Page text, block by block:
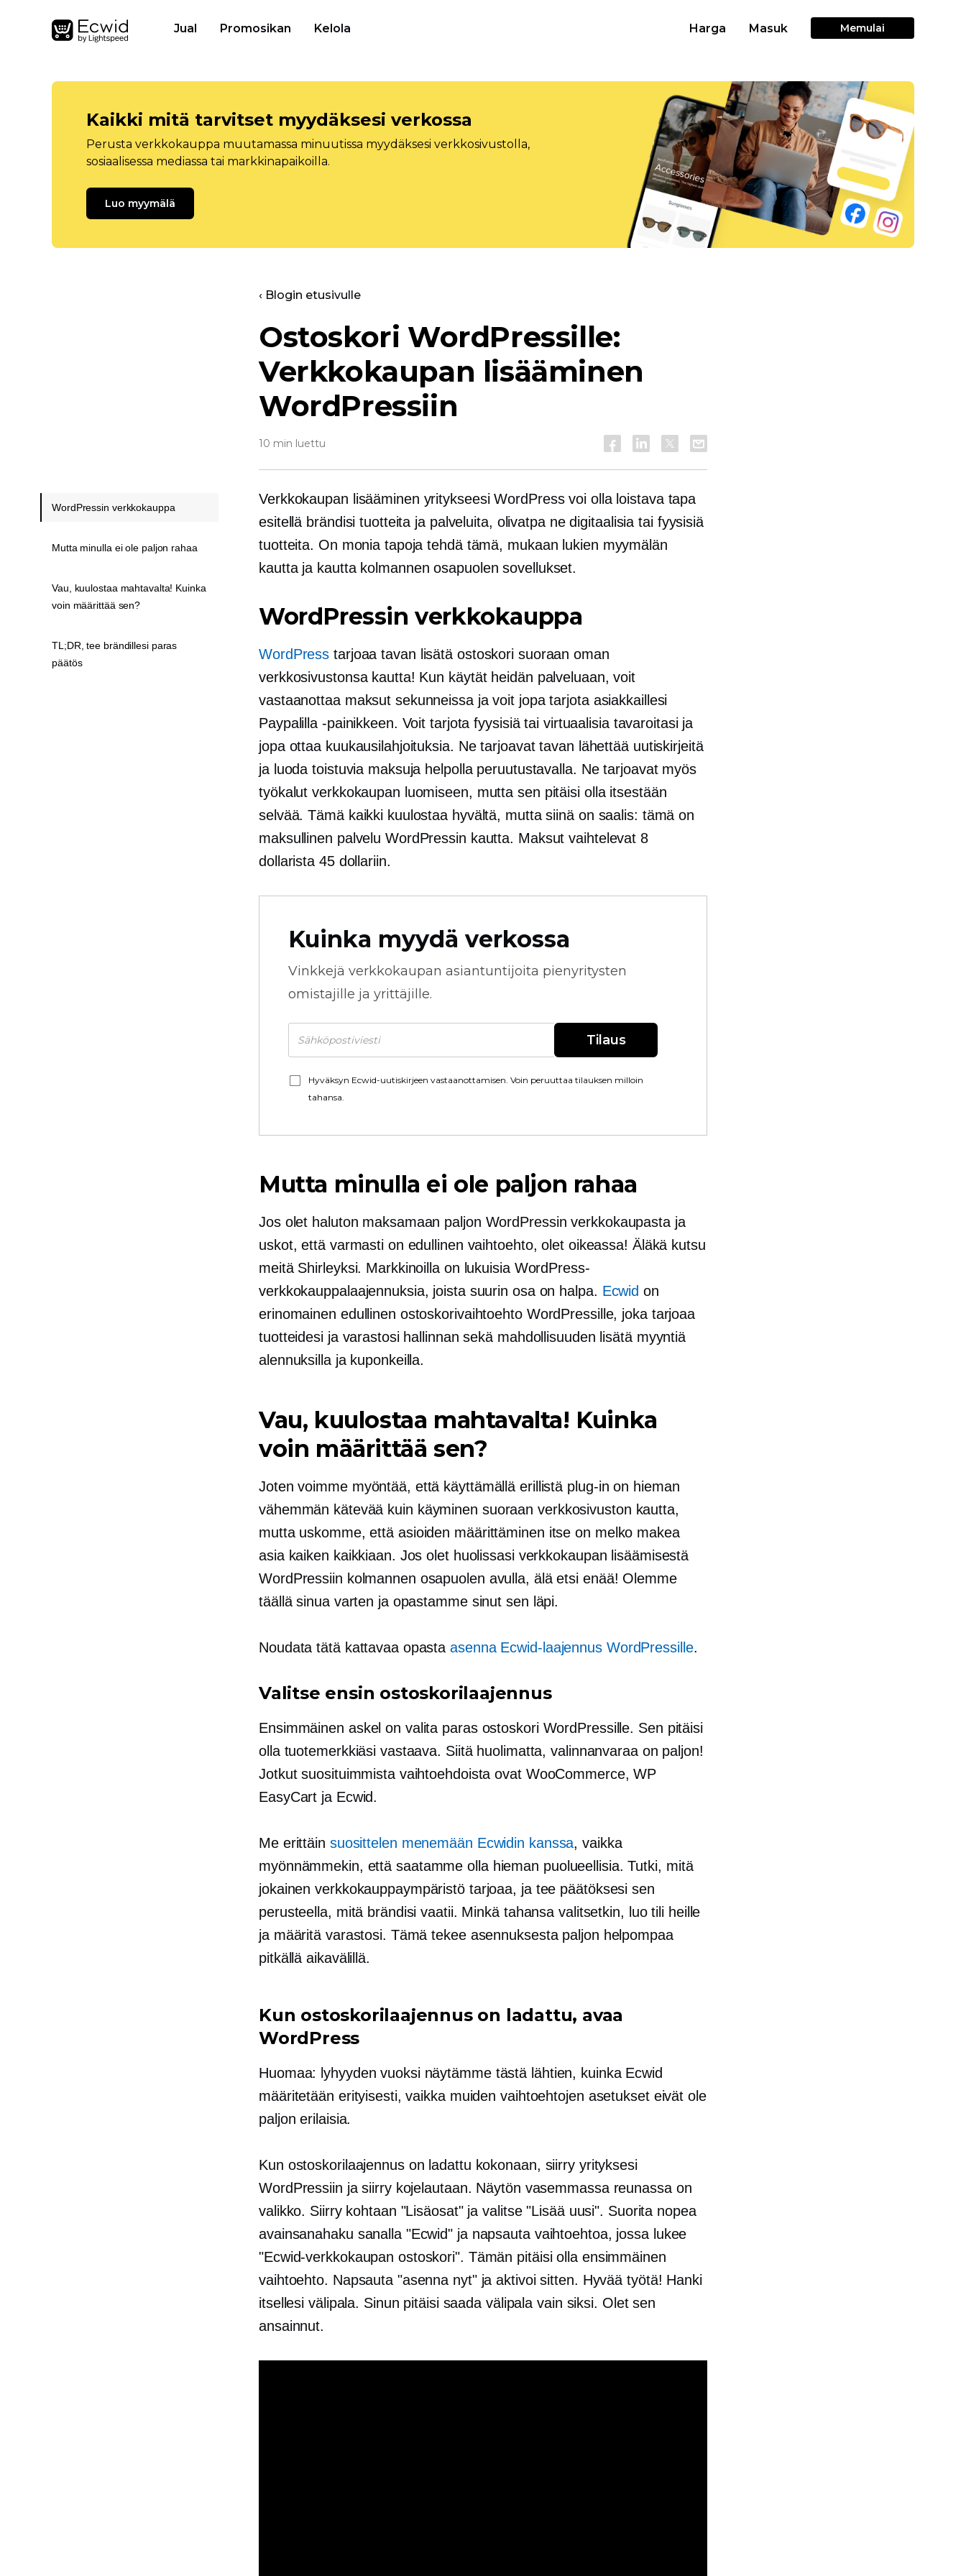
Jual Promosikan Kelola Harga Masuk Memulai
Kaikki mitä tarvitset myydäksesi verkossa
Perusta verkkokauppa muutamassa minuutissa myydäksesi verkkosivustolla,
sosiaalisessa mediassa tai markkinapaikoilla.
Luo myymälä
‹ Blogin etusivulle
Ostoskori WordPressille:
Verkkokaupan lisääminen
WordPressiin
10 min luettu
Verkkokaupan lisääminen yritykseesi WordPress voi olla loistava tapa
esitellä brändisi tuotteita ja palveluita, olivatpa ne digitaalisia tai fyysisiä
tuotteita. On monia tapoja tehdä tämä, mukaan lukien myymälän
kautta ja kautta kolmannen osapuolen sovellukset.
WordPressin verkkokauppa
WordPress tarjoaa tavan lisätä ostoskori suoraan oman
verkkosivustonsa kautta! Kun käytät heidän palveluaan, voit
vastaanottaa maksut sekunneissa ja voit jopa tarjota asiakkaillesi
Paypalilla -painikkeen. Voit tarjota fyysisiä tai virtuaalisia tavaroitasi ja
jopa ottaa kuukausilahjoituksia. Ne tarjoavat tavan lähettää uutiskirjeitä
ja luoda toistuvia maksuja helpolla peruutustavalla. Ne tarjoavat myös
työkalut verkkokaupan luomiseen, mutta sen pitäisi olla itsestään
selvää. Tämä kaikki kuulostaa hyvältä, mutta siinä on saalis: tämä on
maksullinen palvelu WordPressin kautta. Maksut vaihtelevat 8
dollarista 45 dollariin.
Kuinka myydä verkossa
Vinkkejä verkkokaupan asiantuntijoita pienyritysten
omistajille ja yrittäjille.
Tilaus
Hyväksyn Ecwid-uutiskirjeen vastaanottamisen. Voin peruuttaa tilauksen milloin
tahansa.
Mutta minulla ei ole paljon rahaa
Jos olet haluton maksamaan paljon WordPressin verkkokaupasta ja
uskot, että varmasti on edullinen vaihtoehto, olet oikeassa! Äläkä kutsu
meitä Shirleyksi. Markkinoilla on lukuisia WordPress-
verkkokauppalaajennuksia, joista suurin osa on halpa. Ecwid on
erinomainen edullinen ostoskorivaihtoehto WordPressille, joka tarjoaa
tuotteidesi ja varastosi hallinnan sekä mahdollisuuden lisätä myyntiä
alennuksilla ja kuponkeilla.
Vau, kuulostaa mahtavalta! Kuinka
voin määrittää sen?
Joten voimme myöntää, että käyttämällä erillistä plug-in on hieman
vähemmän kätevää kuin käyminen suoraan verkkosivuston kautta,
mutta uskomme, että asioiden määrittäminen itse on melko makea
asia kaiken kaikkiaan. Jos olet huolissasi verkkokaupan lisäämisestä
WordPressiin kolmannen osapuolen avulla, älä etsi enää! Olemme
täällä sinua varten ja opastamme sinut sen läpi.
Noudata tätä kattavaa opastaasenna Ecwid-laajennus WordPressille.
Valitse ensin ostoskorilaajennus
Ensimmäinen askel on valita paras ostoskori WordPressille. Sen pitäisi
olla tuotemerkkiäsi vastaava. Siitä huolimatta, valinnanvaraa on paljon!
Jotkut suosituimmista vaihtoehdoista ovat WooCommerce, WP
EasyCart ja Ecwid.
Me erittäin suosittelen menemään Ecwidin kanssa, vaikka
myönnämmekin, että saatamme olla hieman puolueellisia. Tutki, mitä
jokainen verkkokauppaympäristö tarjoaa, ja tee päätöksesi sen
perusteella, mitä brändisi vaatii. Minkä tahansa valitsetkin, luo tili heille
ja määritä varastosi. Tämä tekee asennuksesta paljon helpompaa
pitkällä aikavälillä.
Kun ostoskorilaajennus on ladattu, avaa
WordPress
Huomaa: lyhyyden vuoksi näytämme tästä lähtien, kuinka Ecwid
määritetään erityisesti, vaikka muiden vaihtoehtojen asetukset eivät ole
paljon erilaisia.
Kun ostoskorilaajennus on ladattu kokonaan, siirry yrityksesi
WordPressiin ja siirry kojelautaan. Näytön vasemmassa reunassa on
valikko. Siirry kohtaan "Lisäosat" ja valitse "Lisää uusi". Suorita nopea
avainsanahaku sanalla "Ecwid" ja napsauta vaihtoehtoa, jossa lukee
"Ecwid-verkkokaupan ostoskori". Tämän pitäisi olla ensimmäinen
vaihtoehto. Napsauta "asenna nyt" ja aktivoi sitten. Hyvää työtä! Hanki
itsellesi välipala. Sinun pitäisi saada välipala vain siksi. Olet sen
ansainnut.
WordPressin verkkokauppa
Mutta minulla ei ole paljon rahaa
Vau, kuulostaa mahtavalta! Kuinka
voin määrittää sen?
TL;DR, tee brändillesi paras
päätös